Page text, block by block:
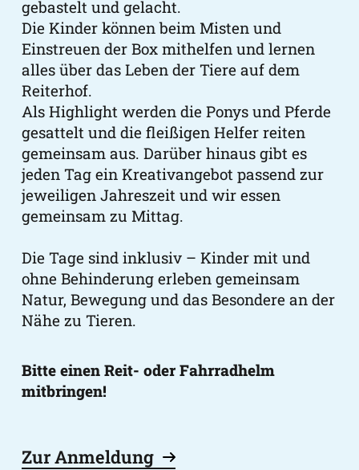
gebastelt und gelacht.
Die Kinder können beim Misten und
Einstreuen der Box mithelfen und lernen
alles über das Leben der Tiere auf dem
Reiterhof.
Als Highlight werden die Ponys und Pferde
gesattelt und die fleißigen Helfer reiten
gemeinsam aus. Darüber hinaus gibt es
jeden Tag ein Kreativangebot passend zur
jeweiligen Jahreszeit und wir essen
gemeinsam zu Mittag.
Die Tage sind inklusiv – Kinder mit und
ohne Behinderung erleben gemeinsam
Natur, Bewegung und das Besondere an der
Nähe zu Tieren.
Bitte einen Reit- oder Fahrradhelm
mitbringen!
Zur Anmeldung